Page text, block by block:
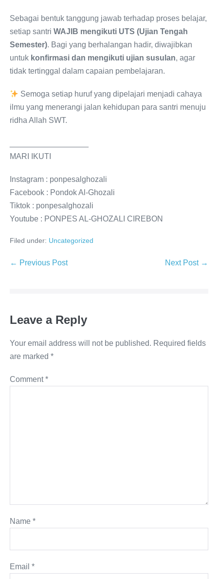
Sebagai bentuk tanggung jawab terhadap proses belajar,
setiap santri WAJIB mengikuti UTS (Ujian Tengah
Semester). Bagi yang berhalangan hadir, diwajibkan
untuk konfirmasi dan mengikuti ujian susulan, agar
tidak tertinggal dalam capaian pembelajaran.
Semoga setiap huruf yang dipelajari menjadi cahaya
ilmu yang menerangi jalan kehidupan para santri menuju
ridha Allah SWT.
MARI IKUTI
Instagram : ponpesalghozali
Facebook : Pondok Al-Ghozali
Tiktok : ponpesalghozali
Youtube : PONPES AL-GHOZALI CIREBON
Filed under: Uncategorized
Post
← Previous Post Next Post →
Leave a Reply
Your email address will not be published. Required fields
are marked *
Comment*
Name *
Email *